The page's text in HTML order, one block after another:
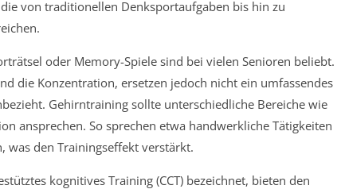
von traditionellen Denksportaufgaben bis hin zu
oder Memory-Spiele sind bei vielen Senioren beliebt.
die Konzentration, ersetzen jedoch nicht ein umfassendes
Gehirntraining sollte unterschiedliche Bereiche wie
ansprechen. So sprechen etwa handwerkliche Tätigkeiten
was den Trainingseffekt verstärkt.
kognitives Training (CCT) bezeichnet, bieten den